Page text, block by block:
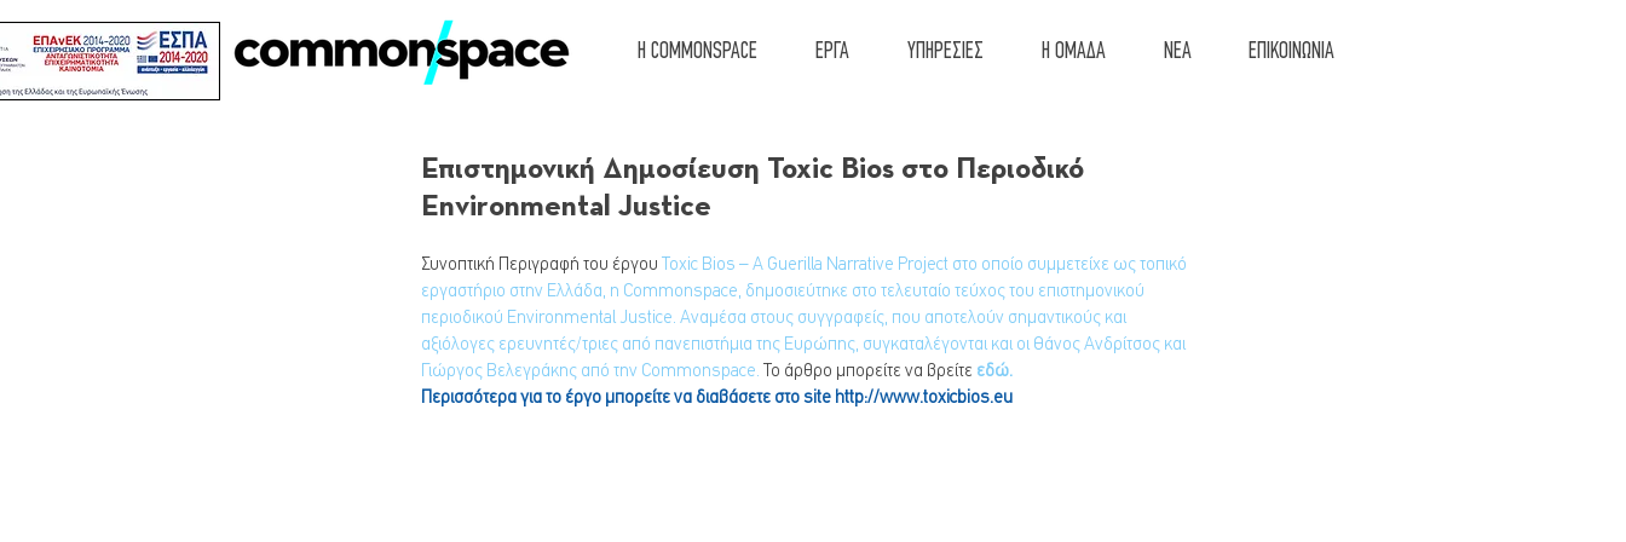
Η COMMONSPACE ΕΡΓΑ ΥΠΗΡΕΣΙΕΣ Η ΟΜΑΔΑ ΝΕΑ ΕΠΙΚΟΙΝΩΝΙΑ
Επιστημονική Δημοσίευση Toxic Bios στο Περιοδικό
Environmental Justice
Συνοπτική Περιγραφή του έργου Toxic Bios – A Guerilla Narrative Project στο οποίο συμμετείχε ως τοπικό
εργαστήριο στην Ελλάδα, η Commonspace, δημοσιεύτηκε στο τελευταίο τεύχος του επιστημονικού
περιοδικού Environmental Justice. Αναμέσα στους συγγραφείς, που αποτελούν σημαντικούς και
αξιόλογες ερευνητές/τριες από πανεπιστήμια της Ευρώπης, συγκαταλέγονται και οι Θάνος Ανδρίτσος και
Γιώργος Βελεγράκης από την Commonspace. Το άρθρο μπορείτε να βρείτε εδώ.
Περισσότερα για το έργο μπορείτε να διαβάσετε στο site http://www.toxicbios.eu